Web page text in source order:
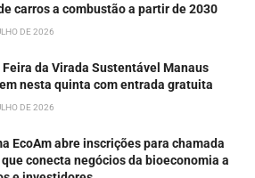
carros a combustão a partir de 2030
DE 2026
Feira da Virada Sustentável Manaus
nesta quinta com entrada gratuita
DE 2026
EcoAm abre inscrições para chamada
conecta negócios da bioeconomia a